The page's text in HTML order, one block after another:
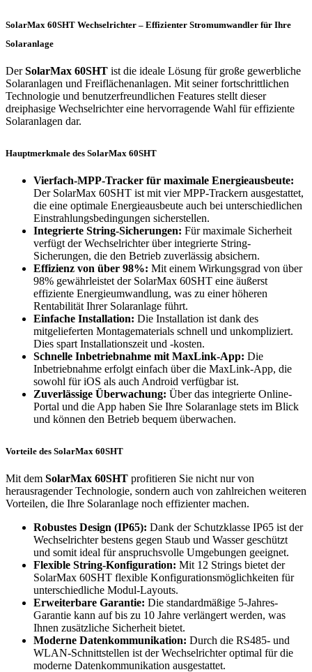
SolarMax 60SHT Wechselrichter – Effizienter Stromumwandler für Ihre
Solaranlage
DerSolarMax 60SHT ist die ideale Lösung für große gewerbliche
Solaranlagen und Freiflächenanlagen. Mit seiner fortschrittlichen
Technologie und benutzerfreundlichen Features stellt dieser
dreiphasige Wechselrichter eine hervorragende Wahl für effiziente
Solaranlagen dar.
Hauptmerkmale des SolarMax 60SHT
Vierfach-MPP-Tracker für maximale Energieausbeute:
Der SolarMax 60SHT ist mit vier MPP-Trackern ausgestattet,
die eine optimale Energieausbeute auch bei unterschiedlichen
Einstrahlungsbedingungen sicherstellen.
Integrierte String-Sicherungen: Für maximale Sicherheit
verfügt der Wechselrichter über integrierte String-
Sicherungen, die den Betrieb zuverlässig absichern.
Effizienz von über 98%: Mit einem Wirkungsgrad von über
98% gewährleistet der SolarMax 60SHT eine äußerst
effiziente Energieumwandlung, was zu einer höheren
Rentabilität Ihrer Solaranlage führt.
Einfache Installation: Die Installation ist dank des
mitgelieferten Montagematerials schnell und unkompliziert.
Dies spart Installationszeit und -kosten.
Schnelle Inbetriebnahme mit MaxLink-App: Die
Inbetriebnahme erfolgt einfach über die MaxLink-App, die
sowohl für iOS als auch Android verfügbar ist.
Zuverlässige Überwachung: Über das integrierte Online-
Portal und die App haben Sie Ihre Solaranlage stets im Blick
und können den Betrieb bequem überwachen.
Vorteile des SolarMax 60SHT
Mit dem SolarMax 60SHT profitieren Sie nicht nur von
herausragender Technologie, sondern auch von zahlreichen weiteren
Vorteilen, die Ihre Solaranlage noch effizienter machen.
Robustes Design (IP65): Dank der Schutzklasse IP65 ist der
Wechselrichter bestens gegen Staub und Wasser geschützt
und somit ideal für anspruchsvolle Umgebungen geeignet.
Flexible String-Konfiguration: Mit 12 Strings bietet der
SolarMax 60SHT flexible Konfigurationsmöglichkeiten für
unterschiedliche Modul-Layouts.
Erweiterbare Garantie: Die standardmäßige 5-Jahres-
Garantie kann auf bis zu 10 Jahre verlängert werden, was
Ihnen zusätzliche Sicherheit bietet.
Moderne Datenkommunikation: Durch die RS485- und
WLAN-Schnittstellen ist der Wechselrichter optimal für die
moderne Datenkommunikation ausgestattet.